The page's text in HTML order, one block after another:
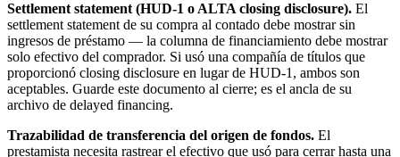
Settlement statement (HUD-1 o ALTA closing disclosure). El
settlement statement de su compra al contado debe mostrar sin
ingresos de préstamo — la columna de financiamiento debe mostrar
solo efectivo del comprador. Si usó una compañía de títulos que
proporcionó closing disclosure en lugar de HUD-1, ambos son
aceptables. Guarde este documento al cierre; es el ancla de su
archivo de delayed financing.
Trazabilidad de transferencia del origen de fondos. El
prestamista necesita rastrear el efectivo que usó para cerrar hasta una